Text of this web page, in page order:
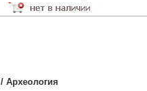
/ Археология